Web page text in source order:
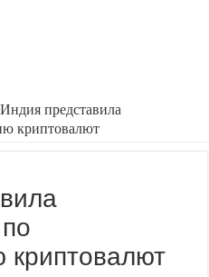
Индия представила
криптовалют
криптовалют